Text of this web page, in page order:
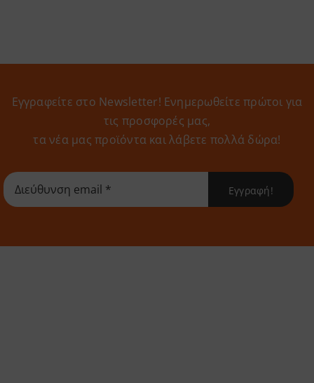
Εγγραφείτε στο Newsletter! Eνημερωθείτε πρώτοι για
τις προσφορές μας,
τα νέα μας προϊόντα και λάβετε πολλά δώρα!
Εγγραφή!